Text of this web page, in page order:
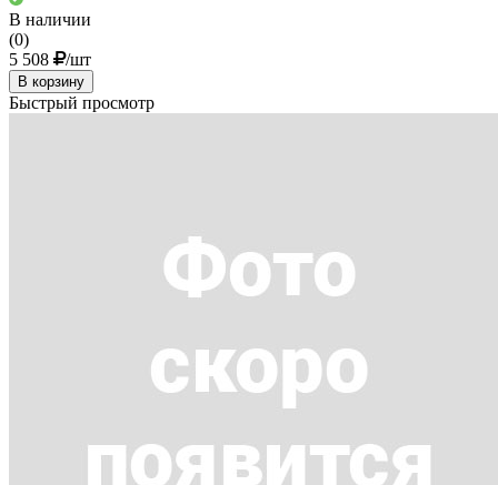
В наличии
(0)
5 508
/шт
В корзину
Быстрый просмотр